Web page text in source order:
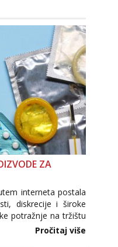
ZA
interneta postala
diskrecije i široke
potražnje na tržištu
nepouzdane
podrijetla. ...
Pročitaj više